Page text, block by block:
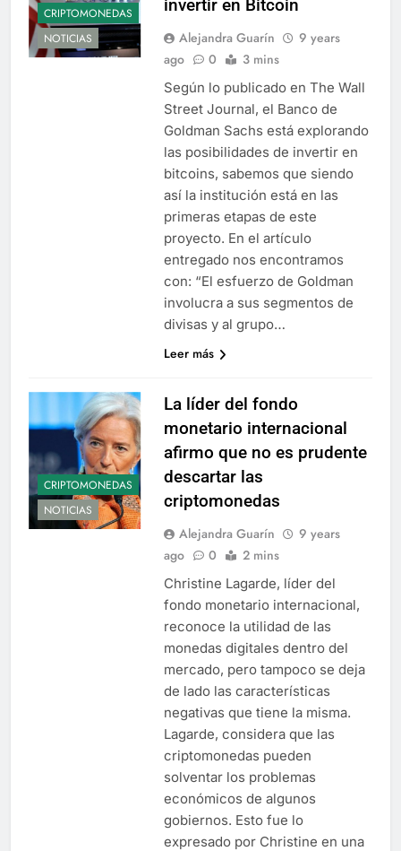
CRIPTOMONEDAS
NOTICIAS
invertir en Bitcoin
Alejandra Guarín
9 years
ago
0 3 mins
Según lo publicado en The Wall
Street Journal, el Banco de
Goldman Sachs está explorando
las posibilidades de invertir en
bitcoins, sabemos que siendo
así la institución está en las
primeras etapas de este
proyecto. En el artículo
entregado nos encontramos
con: “El esfuerzo de Goldman
involucra a sus segmentos de
divisas y al grupo…
Leer más
CRIPTOMONEDAS
NOTICIAS
La líder del fondo
monetario internacional
afirmo que no es prudente
descartar las
criptomonedas
Alejandra Guarín
9 years
ago
0 2 mins
Christine Lagarde, líder del
fondo monetario internacional,
reconoce la utilidad de las
monedas digitales dentro del
mercado, pero tampoco se deja
de lado las características
negativas que tiene la misma.
Lagarde, considera que las
criptomonedas pueden
solventar los problemas
económicos de algunos
gobiernos. Esto fue lo
expresado por Christine en una